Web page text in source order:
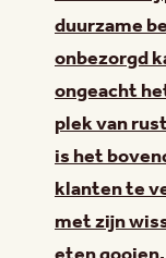
duurzame
onbezorgd
ongeacht
plek van
is het
klanten te
met zijn